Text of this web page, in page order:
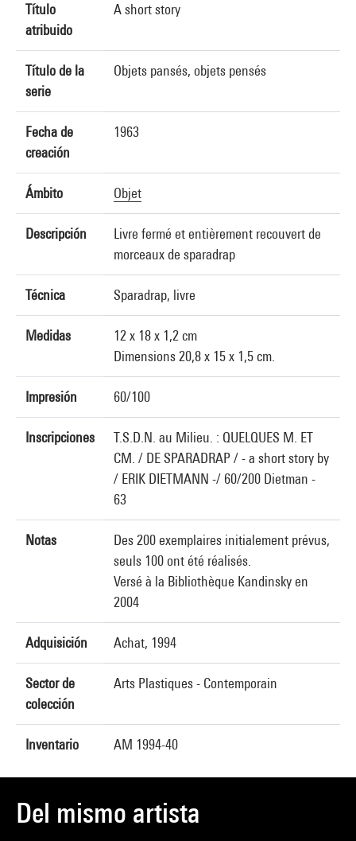
Título
atribuido
A short story
Título de la
serie
Objets pansés, objets pensés
Fecha de
creación
1963
Ámbito Objet
Descripción
Livre fermé et entièrement recouvert de
morceaux de sparadrap
Técnica Sparadrap, livre
Medidas
12 x 18 x 1,2 cm
Dimensions 20,8 x 15 x 1,5 cm.
Impresión 60/100
Inscripciones
T.S.D.N. au Milieu. : QUELQUES M. ET
CM. / DE SPARADRAP / - a short story by
/ ERIK DIETMANN -/ 60/200 Dietman -
63
Notas
Des 200 exemplaires initialement prévus,
seuls 100 ont été réalisés.
Versé à la Bibliothèque Kandinsky en
2004
Adquisición Achat, 1994
Sector de
colección
Arts Plastiques - Contemporain
Inventario AM 1994-40
Del mismo artista